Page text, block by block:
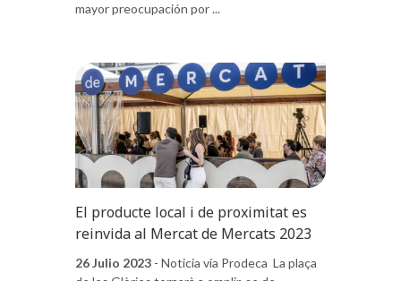
mayor preocupación por ...
El producte local i de proximitat es
reinvida al Mercat de Mercats 2023
26 Julio 2023 - Noticia via Prodeca La plaça